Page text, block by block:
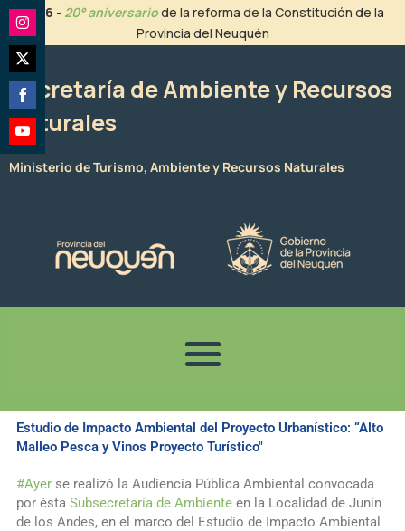
contenido
2026 - 20° aniversariode la reforma de la Constitución de la
Provincia del Neuquén
Secretaría de Ambiente y Recursos
Naturales
Ministerio de Turismo, Ambiente y Recursos Naturales
Estudio de Impacto Ambiental del Proyecto Urbanístico: “Alto
Malleo Pesca y Vinos Proyecto Turístico"
#Ayerse realizó la Audiencia Pública Ambiental convocada
por ésta Subsecretaría de Ambienteen la Localidad de Junín
de los Andes, en el marco del Estudio de Impacto Ambiental
Share
on
Instagram
Share
on
Twitter
Share
on
Facebook
Share
on